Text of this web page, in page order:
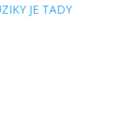
JE TADY